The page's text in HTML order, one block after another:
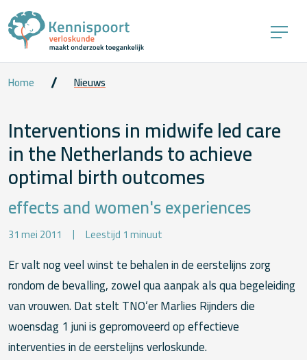
Home Nieuws
Interventions in midwife led care
in the Netherlands to achieve
optimal birth outcomes
effects and women's experiences
31 mei 2011 Leestijd 1 minuut
Er valt nog veel winst te behalen in de eerstelijns zorg
rondom de bevalling, zowel qua aanpak als qua begeleiding
van vrouwen. Dat stelt TNO‘er Marlies Rijnders die
woensdag 1 juni is gepromoveerd op effectieve
interventies in de eerstelijns verloskunde.